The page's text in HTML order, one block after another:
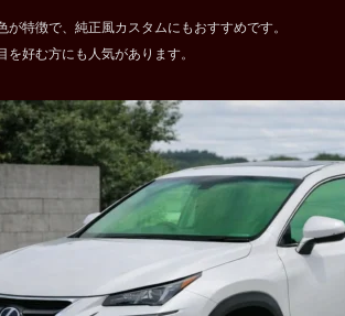
が特徴で、純正風カスタムにもおすすめです。
を好む方にも人気があります。